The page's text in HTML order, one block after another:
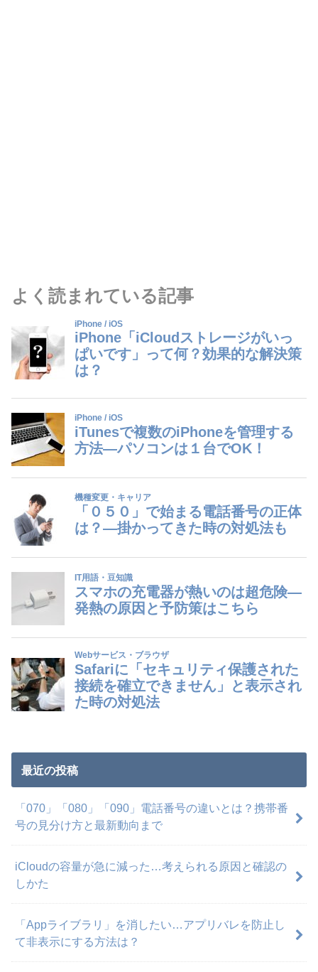
よく読まれている記事
最近の投稿
「070」「080」「090」電話番号の違いとは？携帯番
号の見分け方と最新動向まで
iCloudの容量が急に減った…考えられる原因と確認の
しかた
「Appライブラリ」を消したい…アプリバレを防止し
て非表示にする方法は？